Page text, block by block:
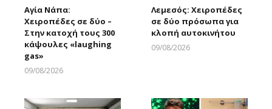
Αγία Νάπα:
Χειροπέδες σε δύο –
Στην κατοχή τους 300
κάψουλες «laughing
gas»
09/08/2026
Λεμεσός: Χειροπέδες
σε δύο πρόσωπα για
κλοπή αυτοκινήτου
09/08/2026